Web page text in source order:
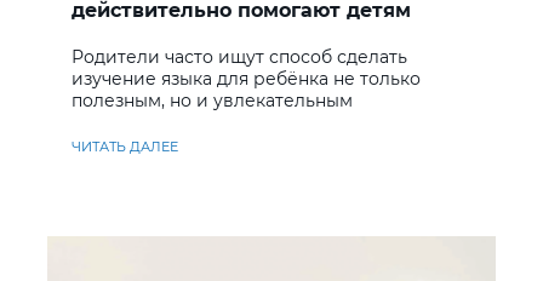
действительно помогают детям
Родители часто ищут способ сделать
изучение языка для ребёнка не только
полезным, но и увлекательным
ЧИТАТЬ ДАЛЕЕ